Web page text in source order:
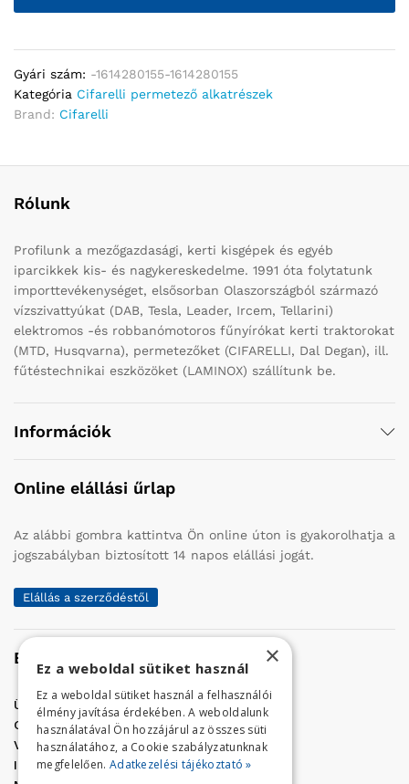
Gyári szám: -1614280155-1614280155
Kategória Cifarelli permetező alkatrészek
Brand: Cifarelli
Rólunk
Profilunk a mezőgazdasági, kerti kisgépek és egyéb
iparcikkek kis- és nagykereskedelme. 1991 óta folytatunk
importtevékenységet, elsősorban Olaszországból származó
vízszivattyúkat (DAB, Tesla, Leader, Ircem, Tellarini)
elektromos -és robbanómotoros fűnyírókat kerti traktorokat
(MTD, Husqvarna), permetezőket (CIFARELLI, Dal Degan), ill.
fűtéstechnikai eszközöket (LAMINOX) szállítunk be.
Információk
Online elállási űrlap
Az alábbi gombra kattintva Ön online úton is gyakorolhatja a
jogszabályban biztosított 14 napos elállási jogát.
Elállás a szerződéstől
Elérhetőség
Üzletünk címe:
Szolnok, Vércse út 17.
Golf Center Áruház:06 (56) 423-324
VÁR-Kert Áruház: 06 (56) 429-771
Iroda:06 (56) 421-857
×
Ez a weboldal sütiket használ
Ez a weboldal sütiket használ a felhasználói
élmény javítása érdekében. A weboldalunk
használatával Ön hozzájárul az összes süti
használatához, a Cookie szabályzatunknak
megfelelően. Adatkezelési tájékoztató »